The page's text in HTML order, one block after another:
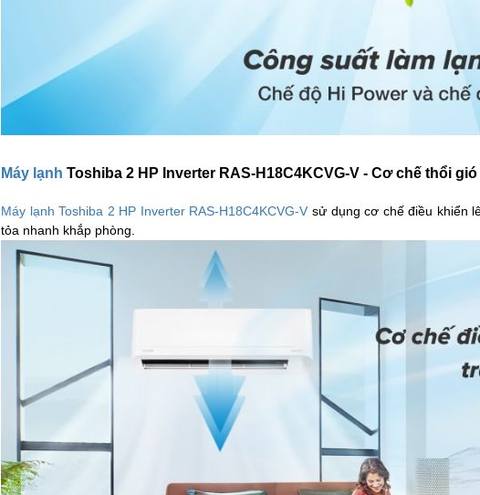
Máy lạnh Toshiba 2 HP Inverter RAS-H18C4KCVG-V - Cơ chế thổi gió
Máy lạnh Toshiba 2 HP Inverter RAS-H18C4KCVG-V sử dụng cơ chế điều khiển
tỏa nhanh khắp phòng.